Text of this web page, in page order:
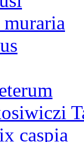
caspia